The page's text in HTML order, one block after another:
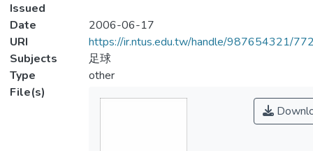
Issued
Date
2006-06-17
URI
https://ir.ntus.edu.tw/handle/987654321/
Subjects
足球
Type
other
File(s)